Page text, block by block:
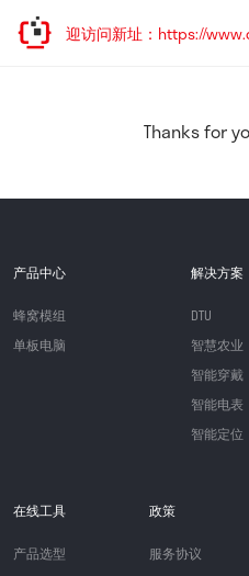
移，欢迎访问新址：https://
Thanks for
产品中心
蜂窝模组
单板电脑
解决方案
DTU
智慧农业
智能穿戴
智能电表
智能定位
在线工具
产品选型
政策
服务协议